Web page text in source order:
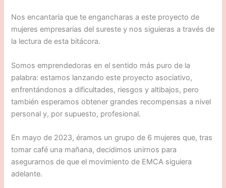
Nos encantaría que te engancharas a este proyecto de
mujeres empresarias del sureste y nos siguieras a través de
la lectura de esta bitácora.
Somos emprendedoras en el sentido más puro de la
palabra: estamos lanzando este proyecto asociativo,
enfrentándonos a dificultades, riesgos y altibajos, pero
también esperamos obtener grandes recompensas a nivel
personal y, por supuesto, profesional.
En mayo de 2023, éramos un grupo de 6 mujeres que, tras
tomar café una mañana, decidimos unirnos para
asegurarnos de que el movimiento de EMCA siguiera
adelante.